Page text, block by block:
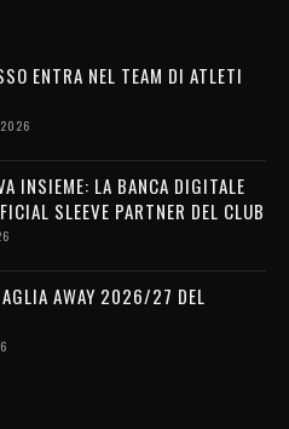
ENTRA NEL TEAM DI ATLETI
INSIEME: LA BANCA DIGITALE
SLEEVE PARTNER DEL CLUB
AWAY 2026/27 DEL